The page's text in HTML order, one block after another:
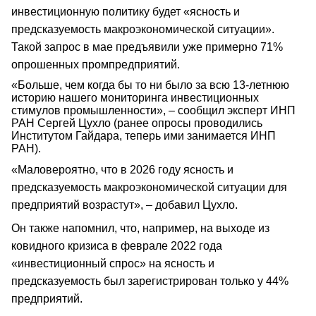
инвестиционную политику будет «ясность и
предсказуемость макроэкономической ситуации».
Такой запрос в мае предъявили уже примерно 71%
опрошенных промпредприятий.
«Больше, чем когда бы то ни было за всю 13-летнюю
историю нашего мониторинга инвестиционных
стимулов промышленности», – сообщил эксперт ИНП
РАН Сергей Цухло (ранее опросы проводились
Институтом Гайдара, теперь ими занимается ИНП
РАН).
«Маловероятно, что в 2026 году ясность и
предсказуемость макроэкономической ситуации для
предприятий возрастут», – добавил Цухло.
Он также напомнил, что, например, на выходе из
ковидного кризиса в феврале 2022 года
«инвестиционный спрос» на ясность и
предсказуемость был зарегистрирован только у 44%
предприятий.